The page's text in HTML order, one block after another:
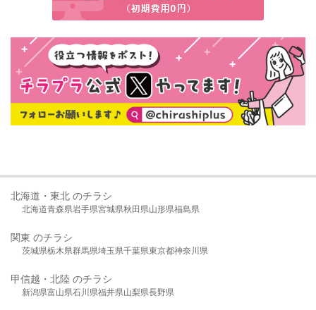
北海道・東北 のチラシ
北海道青森県岩手県宮城県秋田県山形県福島県
関東 のチラシ
茨城県栃木県群馬県埼玉県千葉県東京都神奈川県
甲信越・北陸 のチラシ
新潟県富山県石川県福井県山梨県長野県